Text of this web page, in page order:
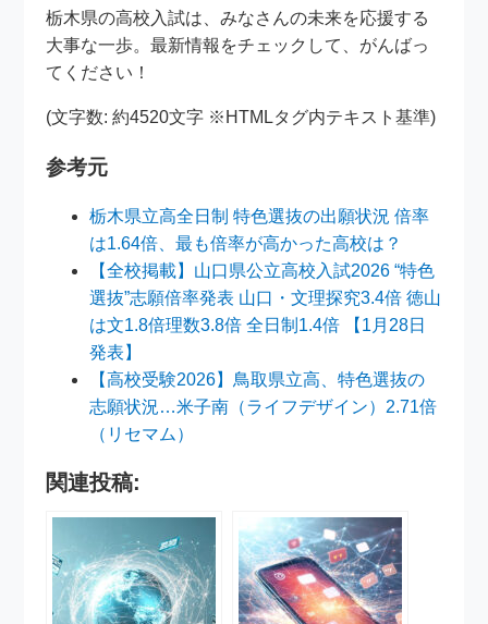
栃木県の高校入試は、みなさんの未来を応援する
大事な一歩。最新情報をチェックして、がんばっ
てください！
(文字数: 約4520文字 ※HTMLタグ内テキスト基準)
参考元
栃木県立高全日制 特色選抜の出願状況 倍率
は1.64倍、最も倍率が高かった高校は？
【全校掲載】山口県公立高校入試2026 “特色
選抜”志願倍率発表 山口・文理探究3.4倍 徳山
は文1.8倍理数3.8倍 全日制1.4倍 【1月28日
発表】
【高校受験2026】鳥取県立高、特色選抜の
志願状況…米子南（ライフデザイン）2.71倍
（リセマム）
関連投稿: